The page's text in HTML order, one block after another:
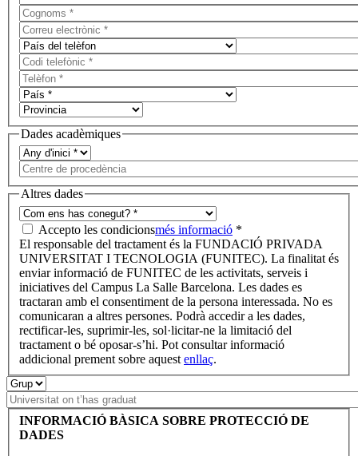
Dades acadèmiques
Altres dades
Accepto les condicionsmés informació *
El responsable del tractament és la FUNDACIÓ PRIVADA
UNIVERSITAT I TECNOLOGIA (FUNITEC). La finalitat és
enviar informació de FUNITEC de les activitats, serveis i
iniciatives del Campus La Salle Barcelona. Les dades es
tractaran amb el consentiment de la persona interessada. No es
comunicaran a altres persones. Podrà accedir a les dades,
rectificar-les, suprimir-les, sol·licitar-ne la limitació del
tractament o bé oposar-s’hi. Pot consultar informació
addicional prement sobre aquest enllaç.
INFORMACIÓ BÀSICA SOBRE PROTECCIÓ DE
DADES